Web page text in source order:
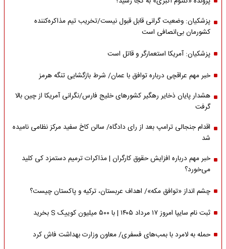
پزشکیان: وضعیت گرانی قابل قبول نیست/تخریب تیم مذاکره‌کننده
کشورمان بی‌انصافی است
پزشکیان: آمریکا استعمارگر و قاتل است
خبر مهم عراقچی درباره توافق با عمان/ شرط بازگشایی تنگه هرمز
هشدار پایان ذخایر رهگیر کشورهای خلیج فارس/نگرانی آمریکا از چین بالا
گرفت
اقدام جنجالی ترامپ بعد از رای دادگاه/ سالن کاخ سفید مرکز نظامی نامیده
شد
خبر مهم درباره افزایش حقوق کارگران | مذاکرات ترمیم دستمزد کی کلید
می‌خورد؟
چشم انداز «توافق مکه»/ اهداف عربستان، ترکیه و پاکستان چیست؟
ثبت نام سایپا امروز ۱۷ مرداد ۱۴۰۵ | با ۵۰۰ میلیون کوییک S بخرید
حمله به لامرد با بمب‌های فسفری/ معاون وزارت بهداشت فاش کرد